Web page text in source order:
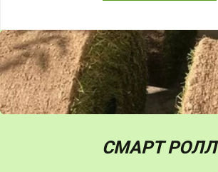
СМАРТ РОЛЛ